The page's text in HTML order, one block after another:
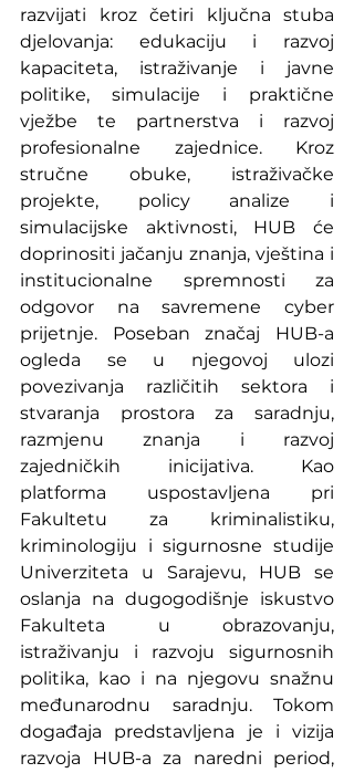
razvijati kroz četiri ključna stuba
djelovanja: edukaciju i razvoj
kapaciteta, istraživanje i javne
politike, simulacije i praktične
vježbe te partnerstva i razvoj
profesionalne zajednice. Kroz
stručne obuke, istraživačke
projekte, policy analize i
simulacijske aktivnosti, HUB će
doprinositi jačanju znanja, vještina i
institucionalne spremnosti za
odgovor na savremene cyber
prijetnje. Poseban značaj HUB-a
ogleda se u njegovoj ulozi
povezivanja različitih sektora i
stvaranja prostora za saradnju,
razmjenu znanja i razvoj
zajedničkih inicijativa. Kao
platforma uspostavljena pri
Fakultetu za kriminalistiku,
kriminologiju i sigurnosne studije
Univerziteta u Sarajevu, HUB se
oslanja na dugogodišnje iskustvo
Fakulteta u obrazovanju,
istraživanju i razvoju sigurnosnih
politika, kao i na njegovu snažnu
međunarodnu saradnju. Tokom
događaja predstavljena je i vizija
razvoja HUB-a za naredni period,